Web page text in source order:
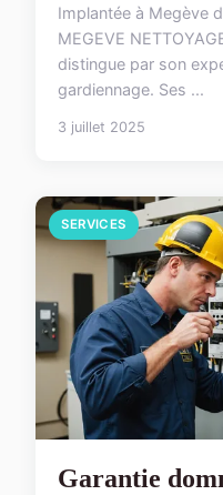
Implantée à Megève
MEGEVE
distingue par son
gardiennage. Ses ...
3 juillet 2025
SERVICES
Garantie